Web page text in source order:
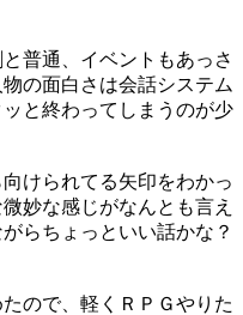
普通、イベントもあっさ
の面白さは会話システム
と終わってしまうのが少
けられてる矢印をわかっ
妙な感じがなんとも言え
らちょっといい話かな？
ので、軽くＲＰＧやりた